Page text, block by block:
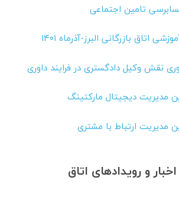
تامین اجتماعی
اتاق بازرگانی البرز-آذرماه ۱۴۰۱
نقش وکیل دادگستری در فرایند داوری
مدیریت دیجیتال مارکتینگ
مدیریت ارتباط با مشتری
و رویدادهای اتاق